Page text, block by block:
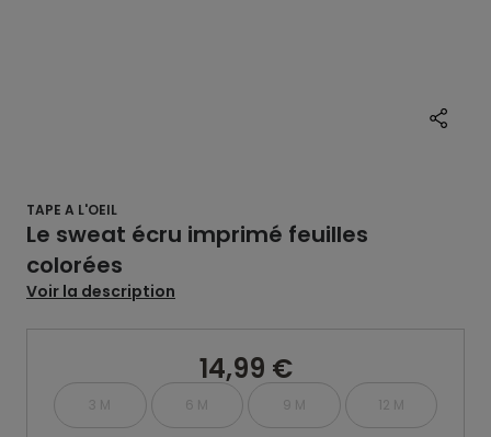
TAPE A L'OEIL
Le sweat écru imprimé feuilles
colorées
Voir la description
14,99 €
3 M 6 M 9 M 12 M